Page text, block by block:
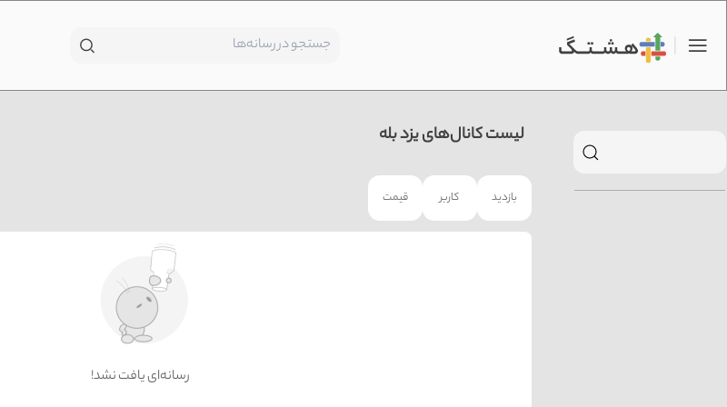
لیست کانال‌های یزد بله
قیمت کاربر بازدید
!رسانه‌ای یافت نشد